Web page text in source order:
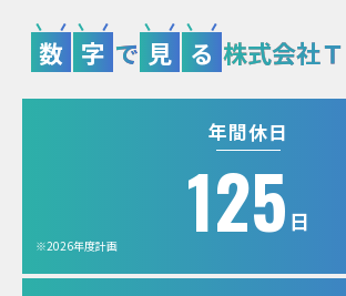
数 字 で 見 る 株式会社
年間休日
125 日
※2026年度計画